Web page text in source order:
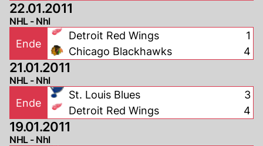
22.01.2011
NHL - Nhl
Ende
Detroit Red Wings
Chicago Blackhawks
1
4
21.01.2011
NHL - Nhl
Ende
St. Louis Blues
Detroit Red Wings
3
4
19.01.2011
NHL - Nhl